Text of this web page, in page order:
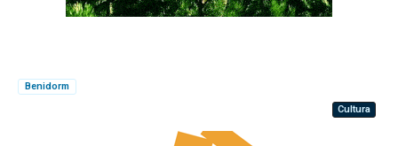
Benidorm
Cultura